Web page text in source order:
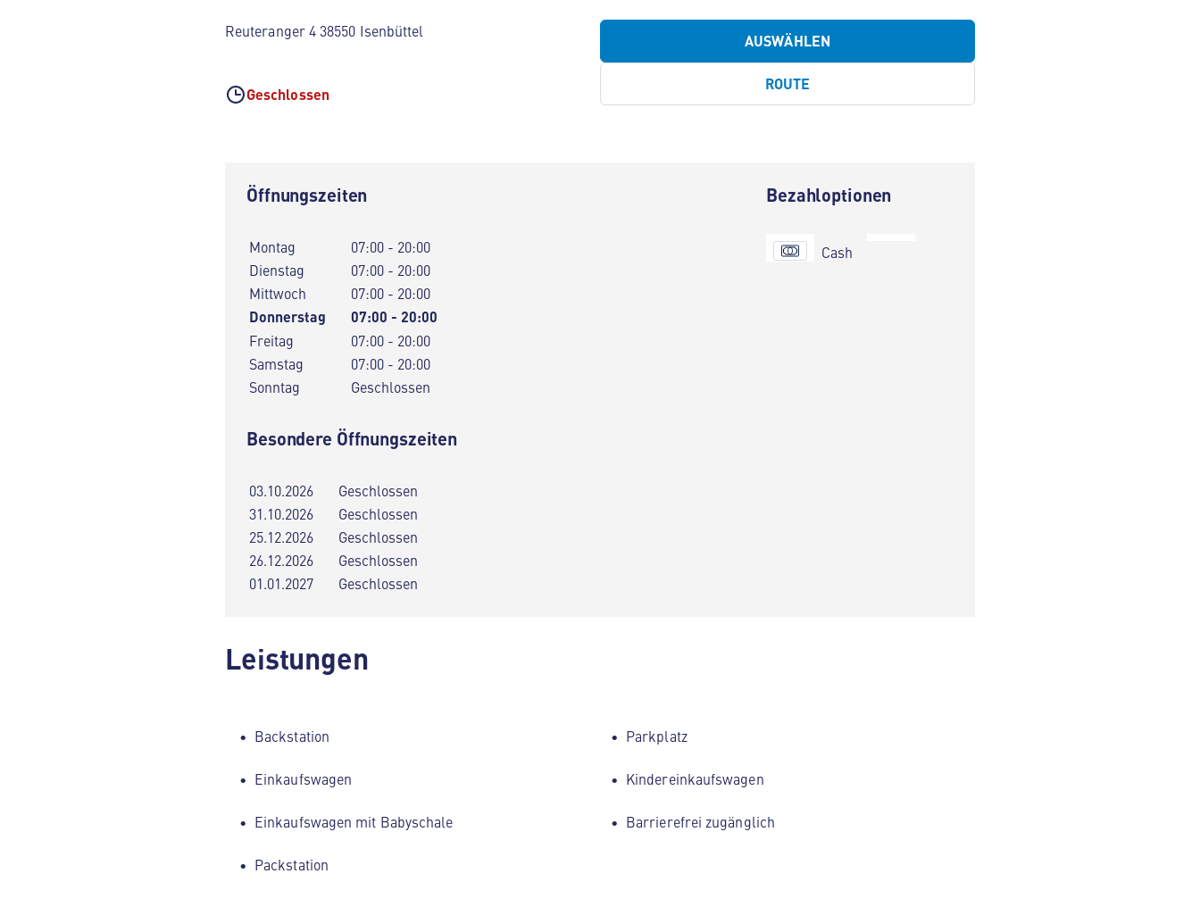
Reuteranger 4 38550 Isenbüttel
Geschlossen
AUSWÄHLEN
ROUTE
Öffnungszeiten
Montag
07:00 - 20:00
Dienstag
07:00 - 20:00
Mittwoch
07:00 - 20:00
Donnerstag 07:00 - 20:00
Freitag
07:00 - 20:00
Samstag
07:00 - 20:00
Sonntag
Geschlossen
Besondere Öffnungszeiten
03.10.2026
Geschlossen
31.10.2026
Geschlossen
25.12.2026
Geschlossen
26.12.2026
Geschlossen
01.01.2027
Geschlossen
Bezahloptionen
Cash
Leistungen
Backstation Parkplatz
Einkaufswagen Kindereinkaufswagen
Einkaufswagen mit Babyschale Barrierefrei zugänglich
Packstation